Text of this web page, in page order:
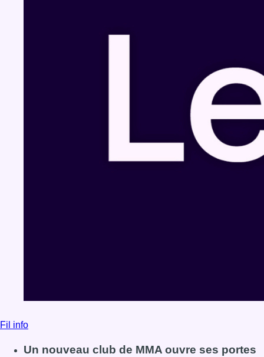
Fil info
Un nouveau club de MMA ouvre ses portes